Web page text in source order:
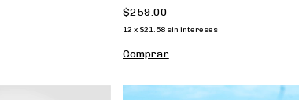
$259.00
12 x $21.58 sin intereses
Comprar